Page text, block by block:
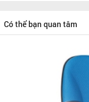
Có thể bạn quan tâm